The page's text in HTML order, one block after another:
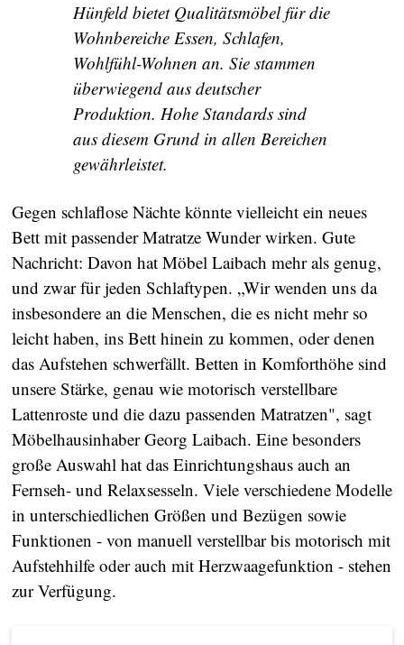
Hünfeld bietet Qualitätsmöbel für die
Wohnbereiche Essen, Schlafen,
Wohlfühl-Wohnen an. Sie stammen
überwiegend aus deutscher
Produktion. Hohe Standards sind
aus diesem Grund in allen Bereichen
gewährleistet.
Gegen schlaflose Nächte könnte vielleicht ein neues
Bett mit passender Matratze Wunder wirken. Gute
Nachricht: Davon hat Möbel Laibach mehr als genug,
und zwar für jeden Schlaftypen. „Wir wenden uns da
insbesondere an die Menschen, die es nicht mehr so
leicht haben, ins Bett hinein zu kommen, oder denen
das Aufstehen schwerfällt. Betten in Komforthöhe sind
unsere Stärke, genau wie motorisch verstellbare
Lattenroste und die dazu passenden Matratzen", sagt
Möbelhausinhaber Georg Laibach. Eine besonders
große Auswahl hat das Einrichtungshaus auch an
Fernseh- und Relaxsesseln. Viele verschiedene Modelle
in unterschiedlichen Größen und Bezügen sowie
Funktionen - von manuell verstellbar bis motorisch mit
Aufstehhilfe oder auch mit Herzwaagefunktion - stehen
zur Verfügung.